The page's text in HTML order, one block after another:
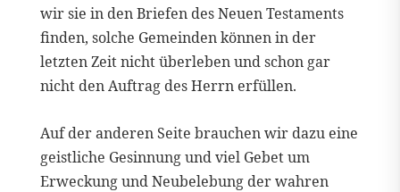
wir sie in den Briefen des Neuen Testaments
finden, solche Gemeinden können in der
letzten Zeit nicht überleben und schon gar
nicht den Auftrag des Herrn erfüllen.
Auf der anderen Seite brauchen wir dazu eine
geistliche Gesinnung und viel Gebet um
Erweckung und Neubelebung der wahren